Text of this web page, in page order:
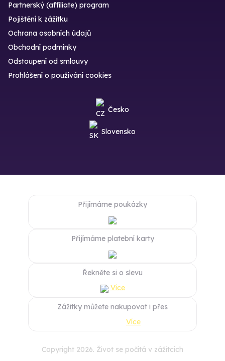
Partnerský (affiliate) program
Pojištění k zážitku
Ochrana osobních údajů
Obchodní podmínky
Odstoupení od smlouvy
Prohlášení o používání cookies
Česko
Slovensko
Přijímáme poukázky
Přijímáme platební karty
Řekněte si o slevu
Více
Zážitky můžete nakupovat i přes
Více
Copyright 2026. Život se počítá v zážitcích